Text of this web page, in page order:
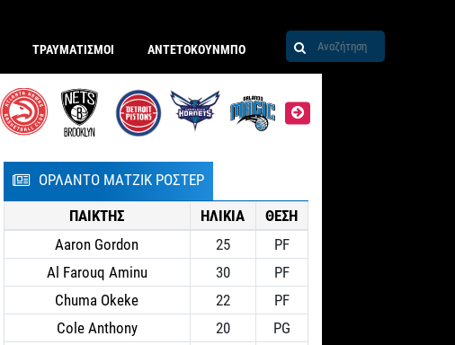
ΤΡΑΥΜΑΤΙΣΜΟΙ ΑΝΤΕΤΟΚΟΥΝΜΠΟ
ΟΡΛΑΝΤΟ ΜΑΤΖΙΚ ΡΟΣΤΕΡ
ΠΑΙΚΤΗΣ
ΗΛΙΚΙΑ
ΘΕΣΗ
Aaron Gordon
25
PF
Al Farouq Aminu
30
PF
Chuma Okeke
22
PF
Cole Anthony
20
PG